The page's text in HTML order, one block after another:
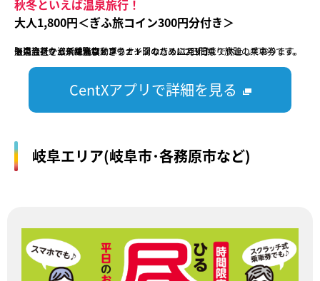
秋冬といえば温泉旅行！
大人1,800円＜ぎふ旅コイン300円分付き＞
平湯温泉から新穂高ロープウェイ間のバスに2日間乗り放題の乗車券です。
温泉旅行をバスで満喫できるオトクなきっぷです♪
※ロープウェイは緊急メンテナンスのため11月9日まで休止しております。
販売会社：濃飛乗合自動車
CentXアプリで詳細を見る
岐阜エリア(岐阜市･各務原市など)